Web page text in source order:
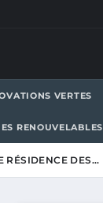
VERTES
RENOUVELABLES
RÉSIDENCE DES…